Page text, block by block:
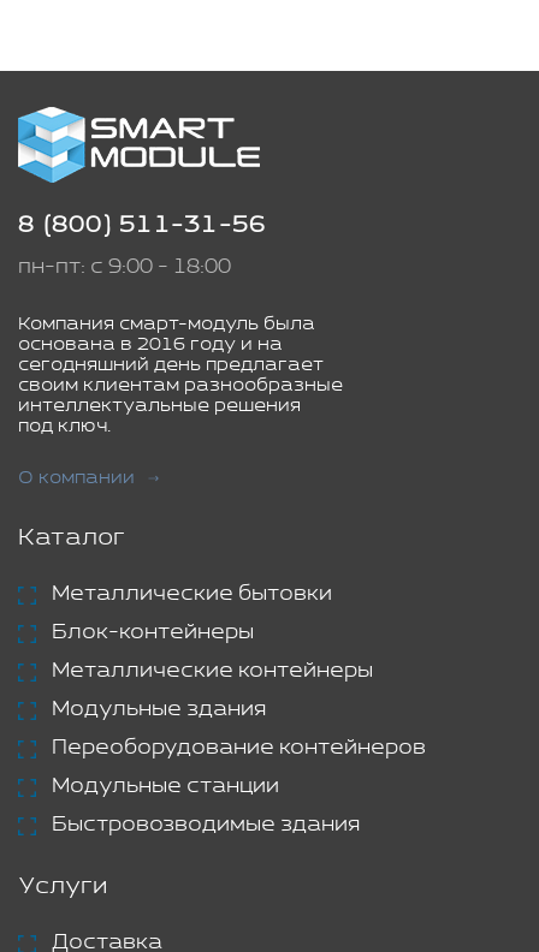
8 (800) 511-31-56
пн-пт: с 9:00 - 18:00
Компания смарт-модуль была
основана в 2016 году и на
сегодняшний день предлагает
своим клиентам разнообразные
интеллектуальные решения
под ключ.
О компании
Каталог
Металлические бытовки
Блок-контейнеры
Металлические контейнеры
Модульные здания
Переоборудование контейнеров
Модульные станции
Быстровозводимые здания
Услуги
Доставка